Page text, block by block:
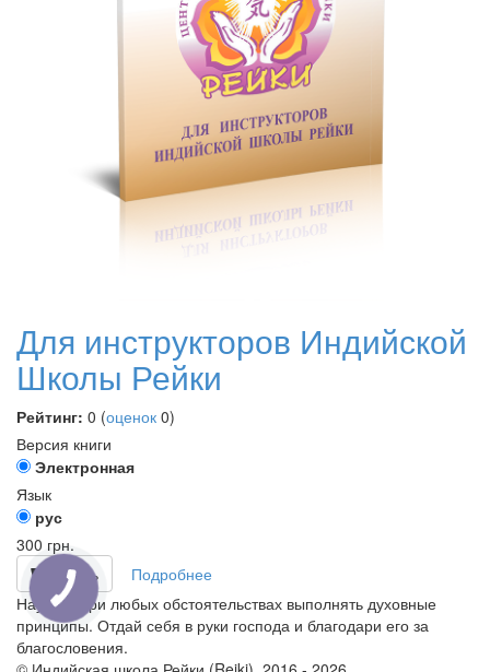
Для инструкторов Индийской
Школы Рейки
Рейтинг: 0 (оценок 0)
Версия книги
Электронная
Язык
рус
300 грн.
Купить
Подробнее
Научись при любых обстоятельствах выполнять духовные
принципы. Отдай себя в руки господа и благодари его за
благословения.